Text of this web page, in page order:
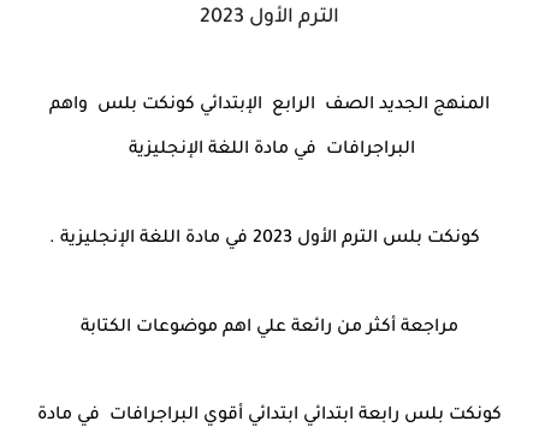
الترم الأول 2023
المنهج الجديد الصف الرابع الإبتدائي كونكت بلس واهم
البراجرافات في مادة اللغة الإنجليزية
كونكت بلس الترم الأول 2023 في مادة اللغة الإنجليزية .
مراجعة أكثر من رائعة علي اهم موضوعات الكتابة
كونكت بلس رابعة ابتدائي ابتدائي أقوي البراجرافات في مادة